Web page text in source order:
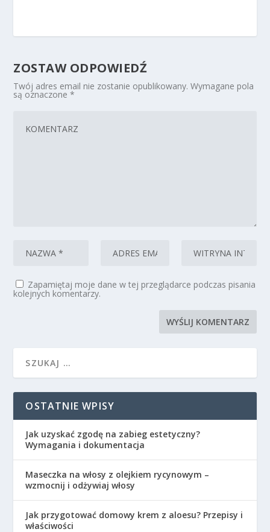
ZOSTAW ODPOWIEDŹ
Twój adres email nie zostanie opublikowany. Wymagane pola
są oznaczone*
Zapamiętaj moje dane w tej przeglądarce podczas pisania
kolejnych komentarzy.
OSTATNIE WPISY
Jak uzyskać zgodę na zabieg estetyczny?
Wymagania i dokumentacja
Maseczka na włosy z olejkiem rycynowym –
wzmocnij i odżywiaj włosy
Jak przygotować domowy krem z aloesu? Przepisy i
właściwości